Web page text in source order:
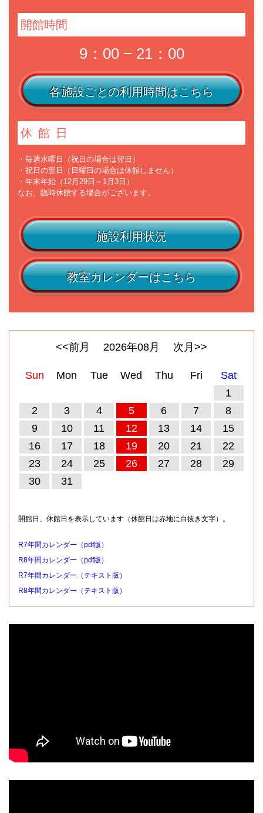
開館時間
9：00 − 21：00
各施設ごとの利用時間はこちら
休館日
・毎週水曜日（祝日の場合は翌日）
・祝日の翌日（日曜日の場合は休館しません）
・年末年始（12月29日～1月3日）
なお、臨時休館する場合がございます。
施設利用状況
教室カレンダーはこちら
<<前月 2026年08月 次月>>
Sun Mon Tue Wed Thu Fri
Sat
1
2
3 4 5 6 7
8
9
10 11 12 13 14
15
16
17 18 19 20 21
22
23
24 25 26 27 28
29
30
31
開館日、休館日を表示しています（休館日は赤地に白抜き文字）。
R7年間カレンダー（pdf版）
R8年間カレンダー（pdf版）
R7年間カレンダー（テキスト版）
R8年間カレンダー（テキスト版）